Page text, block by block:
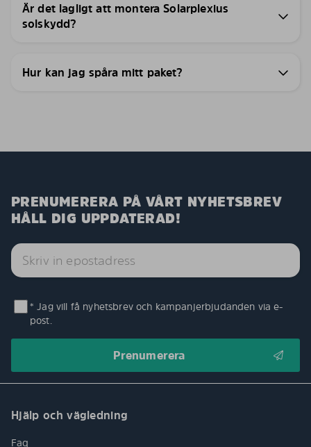
Är det lagligt att montera Solarplexius
solskydd?
Hur kan jag spåra mitt paket?
PRENUMERERA PÅ VÅRT NYHETSBREV
HÅLL DIG UPPDATERAD!
* Jag vill få nyhetsbrev och kampanjerbjudanden via e-
post.
Hjälp och vägledning
Faq